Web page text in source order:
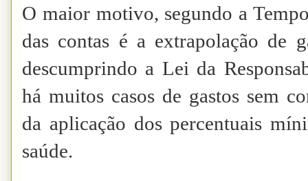
O maior motivo, segundo a
das contas é a extrapolação de
descumprindo a Lei da
há muitos casos de gastos sem
da aplicação dos percentuais
saúde.